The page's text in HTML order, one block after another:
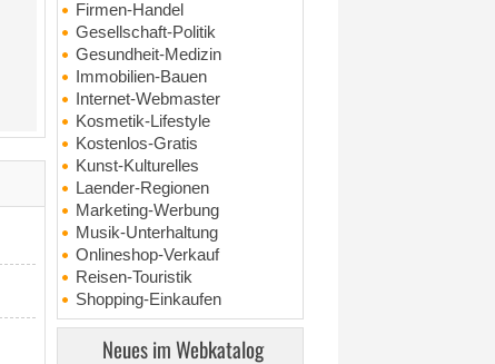
Firmen-Handel
Gesellschaft-Politik
Gesundheit-Medizin
Immobilien-Bauen
Internet-Webmaster
Kosmetik-Lifestyle
Kostenlos-Gratis
Kunst-Kulturelles
Laender-Regionen
Marketing-Werbung
Musik-Unterhaltung
Onlineshop-Verkauf
Reisen-Touristik
Shopping-Einkaufen
Neues im Webkatalog